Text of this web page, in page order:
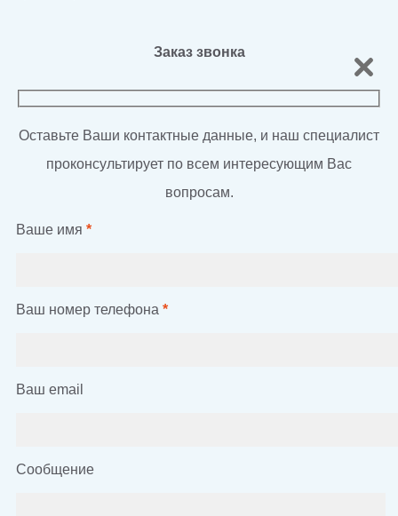
Заказ звонка
Оставьте Ваши контактные данные, и наш специалист
проконсультирует по всем интересующим Вас
вопросам.
Ваше имя *
Ваш номер телефона *
Ваш email
Сообщение